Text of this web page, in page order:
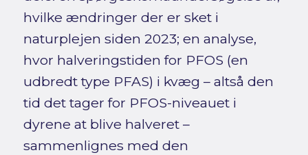
hvilke ændringer der er sket i
naturplejen siden 2023; en analyse,
hvor halveringstiden for PFOS (en
udbredt type PFAS) i kvæg – altså den
tid det tager for PFOS-niveauet i
dyrene at blive halveret –
sammenlignes med den